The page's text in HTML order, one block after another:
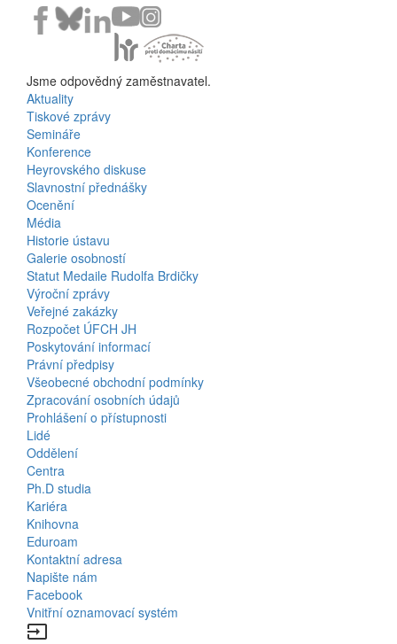
Jsme odpovědný zaměstnavatel.
Bottom
Menu
Activities
Aktuality
Tiskové zprávy
Semináře
Konference
Heyrovského diskuse
Slavnostní přednášky
Ocenění
Média
Historie ústavu
Galerie osobností
Statut Medaile Rudolfa Brdičky
Bottom
Menu
About
Us
Výroční zprávy
Veřejné zakázky
Rozpočet ÚFCH JH
Poskytování informací
Právní předpisy
Všeobecné obchodní podmínky
Zpracování osobních údajů
Prohlášení o přístupnosti
Bottom
Menu
Contacts
Lidé
Oddělení
Centra
Ph.D studia
Kariéra
Knihovna
Eduroam
Kontaktní adresa
Napište nám
Facebook
Vnitřní oznamovací systém
input